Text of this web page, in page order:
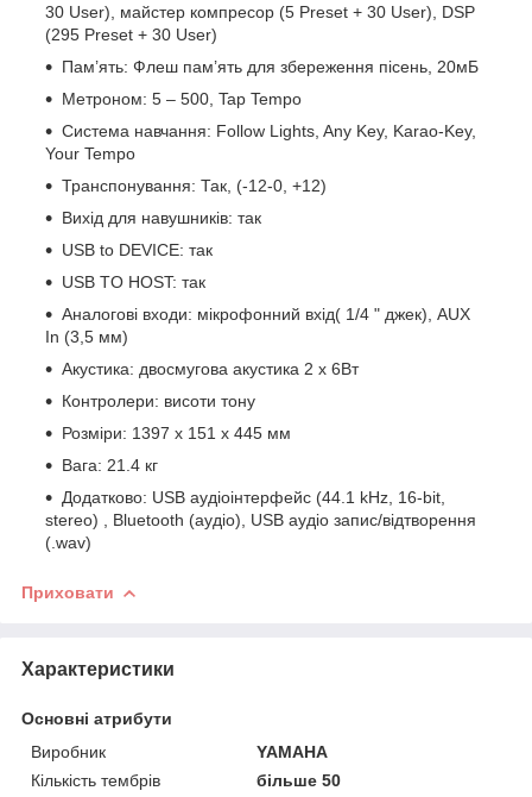
30 User), майстер компресор (5 Preset + 30 User), DSP
(295 Preset + 30 User)
Пам’ять: Флеш пам’ять для збереження пісень, 20мБ
Метроном: 5 – 500, Tap Tempo
Система навчання: Follow Lights, Any Key, Karao-Key,
Your Tempo
Транспонування: Так, (-12-0, +12)
Вихід для навушників: так
USB to DEVICE: так
USB TO HOST: так
Аналогові входи: мікрофонний вхід( 1/4 " джек), AUX
In (3,5 мм)
Акустика: двосмугова акустика 2 x 6Вт
Контролери: висоти тону
Розміри: 1397 x 151 x 445 мм
Вага: 21.4 кг
Додатково: USB аудіоінтерфейс (44.1 kHz, 16-bit,
stereo) , Bluetooth (аудіо), USB аудіо запис/відтворення
(.wav)
Приховати
Характеристики
Основні атрибути
Виробник
YAMAHA
Кількість тембрів
більше 50